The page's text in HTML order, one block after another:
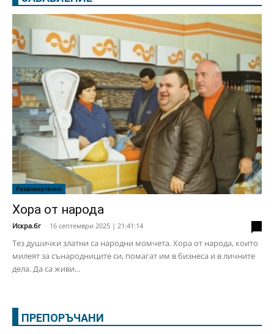
Развлекателно
Хора от народа
Искра.бг - 16 септември 2025 | 21:41:14
Тез душички златни са народни момчета. Хора от народа, които
милеят за сънародниците си, помагат им в бизнеса и в личните
дела. Да са живи...
ПРЕПОРЪЧАНИ